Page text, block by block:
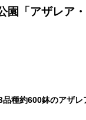
園「アザレア
種約600鉢のアザレ